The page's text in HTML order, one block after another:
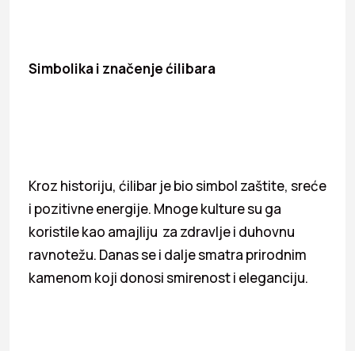
Simbolika i značenje ćilibara
Kroz historiju, ćilibar je bio simbol zaštite, sreće
i pozitivne energije. Mnoge kulture su ga
koristile kao amajliju za zdravlje i duhovnu
ravnotežu. Danas se i dalje smatra prirodnim
kamenom koji donosi smirenost i eleganciju.